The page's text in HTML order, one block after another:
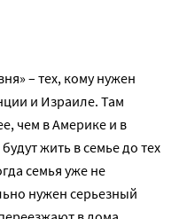
– тех, кому нужен
и Израиле. Там
чем в Америке и в
жить в семье до тех
семья уже не
нужен серьезный